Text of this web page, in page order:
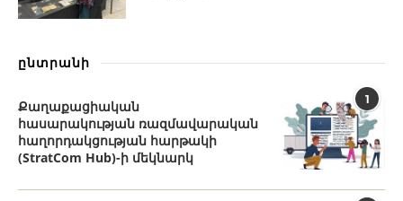
ընտրանի
1
Քաղաքացիական
հասարակության ռազմավարական
հաղորդակցության հարթակի
(StratCom Hub)-ի մեկնարկ